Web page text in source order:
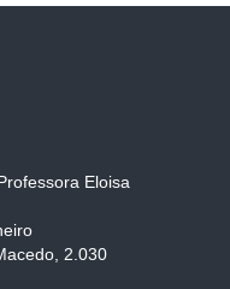
Eloisa
2.030